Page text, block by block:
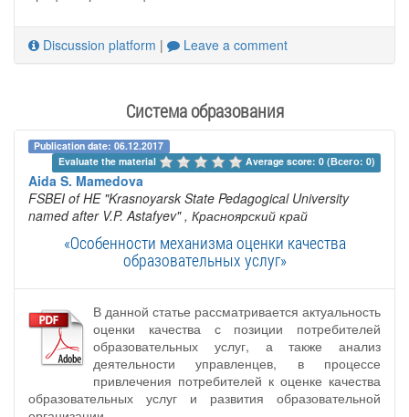
Discussion platform | Leave a comment
Система образования
Publication date: 06.12.2017
Evaluate the material
Average score: 0 (Всего: 0)
Aida S. Mamedova
FSBEI of HE "Krasnoyarsk State Pedagogical University
named after V.P. Astafyev" , Красноярский край
«Особенности механизма оценки качества
образовательных услуг»
В данной статье рассматривается актуальность
оценки качества с позиции потребителей
образовательных услуг, а также анализ
деятельности управленцев, в процессе
привлечения потребителей к оценке качества
образовательных услуг и развития образовательной